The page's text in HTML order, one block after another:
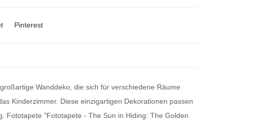
Pinterest
Wanddeko, die sich für verschiedene Räume
Kinderzimmer. Diese einzigartigen Dekorationen passen
Fototapete "Fototapete - The Sun in Hiding: The Golden